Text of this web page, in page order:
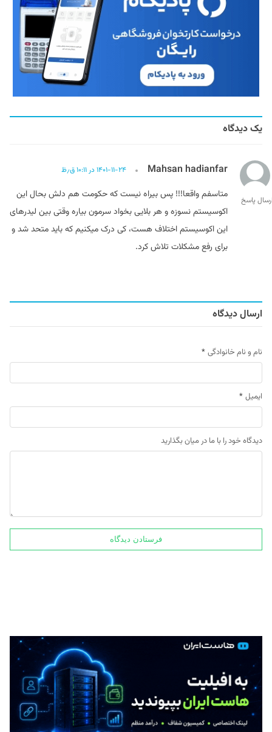
یک دیدگاه
Mahsan hadianfar ۱۴۰۱-۱۱-۲۴ در ۱۰:۱۱ ق٫ظ
متاسفم واقعا!!! پس بیراه نیست که حکومت هم دلش بحال این
اکوسیستم نسوزه و هر بلایی بخواد سرمون بیاره وقتی بین لیدرهای
این اکوسیستم اختلاف هست، کی درک میکنیم که باید متحد شد و
برای رفع مشکلات تلاش کرد.
پاسخ
ارسال دیدگاه
نام و نام خانوادگی *
ایمیل *
دیدگاه خود را با ما در میان بگذارید